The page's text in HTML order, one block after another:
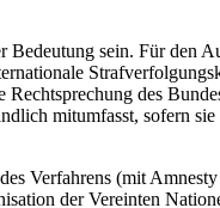
sein. Für den
des
mitumfasst, sofern
Verfahrens (mit
der Vereinten